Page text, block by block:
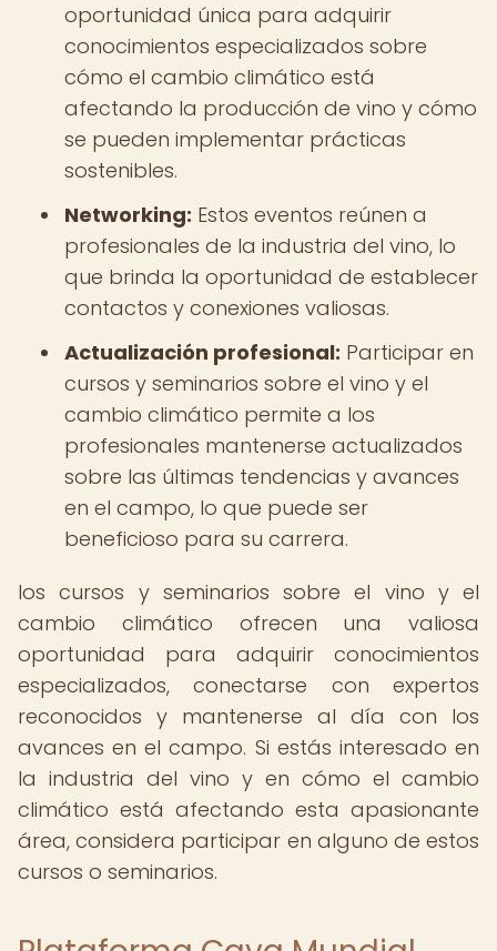
oportunidad única para adquirir
conocimientos especializados sobre
cómo el cambio climático está
afectando la producción de vino y cómo
se pueden implementar prácticas
sostenibles.
Networking: Estos eventos reúnen a
profesionales de la industria del vino, lo
que brinda la oportunidad de establecer
contactos y conexiones valiosas.
Actualización profesional: Participar en
cursos y seminarios sobre el vino y el
cambio climático permite a los
profesionales mantenerse actualizados
sobre las últimas tendencias y avances
en el campo, lo que puede ser
beneficioso para su carrera.
los cursos y seminarios sobre el vino y el
cambio climático ofrecen una valiosa
oportunidad para adquirir conocimientos
especializados, conectarse con expertos
reconocidos y mantenerse al día con los
avances en el campo. Si estás interesado en
la industria del vino y en cómo el cambio
climático está afectando esta apasionante
área, considera participar en alguno de estos
cursos o seminarios.